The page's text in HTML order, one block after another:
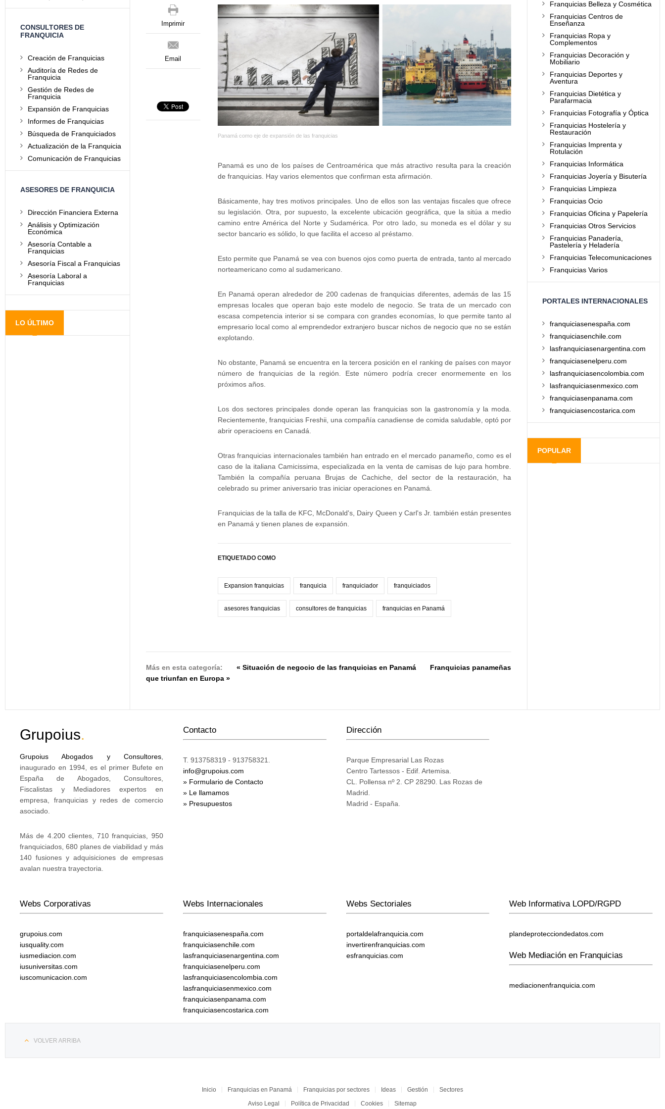
Panamá como eje de expansión de las franquicias
Panamá es uno de los países de Centroamérica que más atractivo resulta para la creación
de franquicias. Hay varios elementos que confirman esta afirmación.
Básicamente, hay tres motivos principales. Uno de ellos son las ventajas fiscales que ofrece
su legislación. Otra, por supuesto, la excelente ubicación geográfica, que la sitúa a medio
camino entre América del Norte y Sudamérica. Por otro lado, su moneda es el dólar y su
sector bancario es sólido, lo que facilita el acceso al préstamo.
Esto permite que Panamá se vea con buenos ojos como puerta de entrada, tanto al mercado
norteamericano como al sudamericano.
En Panamá operan alrededor de 200 cadenas de franquicias diferentes, además de las 15
empresas locales que operan bajo este modelo de negocio. Se trata de un mercado con
escasa competencia interior si se compara con grandes economías, lo que permite tanto al
empresario local como al emprendedor extranjero buscar nichos de negocio que no se están
explotando.
No obstante, Panamá se encuentra en la tercera posición en el ranking de países con mayor
número de franquicias de la región. Este número podría crecer enormemente en los
próximos años.
Los dos sectores principales donde operan las franquicias son la gastronomía y la moda.
Recientemente, franquicias Freshii, una compañía canadiense de comida saludable, optó por
abrir operacioens en Canadá.
Otras franquicias internacionales también han entrado en el mercado panameño, como es el
caso de la italiana Camicissima, especializada en la venta de camisas de lujo para hombre.
También la compañía peruana Brujas de Cachiche, del sector de la restauración, ha
celebrado su primer aniversario tras iniciar operaciones en Panamá.
Franquicias de la talla de KFC, McDonald's, Dairy Queen y Carl's Jr. también están presentes
en Panamá y tienen planes de expansión.
ETIQUETADO COMO
Expansion franquicias franquicia franquiciador franquiciados
asesores franquicias consultores de franquicias franquicias en Panamá
Imprimir
Email
Más en esta categoría: « Situación de negocio de las franquicias en Panamá
Franquicias panameñas
que triunfan en Europa »
Franquicias Belleza y Cosmética
Franquicias Centros de
Enseñanza
Franquicias Ropa y
Complementos
Franquicias Decoración y
Mobiliario
Franquicias Deportes y
Aventura
Franquicias Dietética y
Parafarmacia
Franquicias Fotografía y Óptica
Franquicias Hostelería y
Restauración
Franquicias Imprenta y
Rotulación
Franquicias Informática
Franquicias Joyería y Bisutería
Franquicias Limpieza
Franquicias Ocio
Franquicias Oficina y Papelería
Franquicias Otros Servicios
Franquicias Panadería,
Pastelería y Heladería
Franquicias Telecomunicaciones
Franquicias Varios
PORTALES INTERNACIONALES
franquiciasenespaña.com
franquiciasenchile.com
lasfranquiciasenargentina.com
franquiciasenelperu.com
lasfranquiciasencolombia.com
lasfranquiciasenmexico.com
franquiciasenpanama.com
franquiciasencostarica.com
POPULAR
CONSULTORES DE
FRANQUICIA
Creación de Franquicias
Auditoría de Redes de
Franquicia
Gestión de Redes de
Franquicia
Expansión de Franquicias
Informes de Franquicias
Búsqueda de Franquiciados
Actualización de la Franquicia
Comunicación de Franquicias
ASESORES DE FRANQUICIA
Dirección Financiera Externa
Análisis y Optimización
Económica
Asesoría Contable a
Franquicias
Asesoría Fiscal a Franquicias
Asesoría Laboral a
Franquicias
LO ÚLTIMO
Grupoius.
Grupoius Abogados y Consultores,
inaugurado en 1994, es el primer Bufete en
España de Abogados, Consultores,
Fiscalistas y Mediadores expertos en
empresa, franquicias y redes de comercio
asociado.
Más de 4.200 clientes, 710 franquicias, 950
franquiciados, 680 planes de viabilidad y más
140 fusiones y adquisiciones de empresas
avalan nuestra trayectoria.
Contacto
T. 913758319 - 913758321.
info@grupoius.com
» Formulario de Contacto
» Le llamamos
» Presupuestos
Dirección
Parque Empresarial Las Rozas
Centro Tartessos - Edif. Artemisa.
CL. Pollensa nº 2. CP 28290. Las Rozas de
Madrid.
Madrid - España.
Webs Corporativas
grupoius.com
iusquality.com
iusmediacion.com
iusuniversitas.com
iuscomunicacion.com
Webs Internacionales
franquiciasenespaña.com
franquiciasenchile.com
lasfranquiciasenargentina.com
franquiciasenelperu.com
lasfranquiciasencolombia.com
lasfranquiciasenmexico.com
franquiciasenpanama.com
franquiciasencostarica.com
Webs Sectoriales
portaldelafranquicia.com
invertirenfranquicias.com
esfranquicias.com
Web Informativa LOPD/RGPD
plandeprotecciondedatos.com
Web Mediación en Franquicias
mediacionenfranquicia.com
VOLVER ARRIBA
Inicio Franquicias en Panamá Franquicias por sectores Ideas Gestión
Sectores
Aviso Legal
Política de Privacidad Cookies Sitemap